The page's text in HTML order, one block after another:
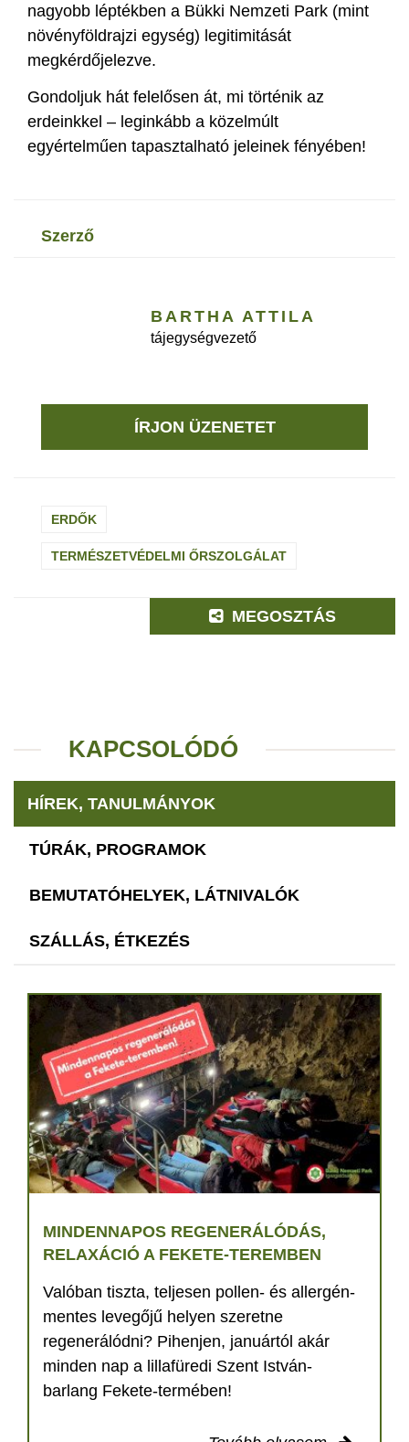
nagyobb léptékben a Bükki Nemzeti Park (mint
növényföldrajzi egység) legitimitását
megkérdőjelezve.
Gondoljuk hát felelősen át, mi történik az
erdeinkkel – leginkább a közelmúlt
egyértelműen tapasztalható jeleinek fényében!
szerző
BARTHA ATTILA
tájegységvezető
ÍRJON ÜZENETET
ERDŐK
TERMÉSZETVÉDELMI ŐRSZOLGÁLAT
MEGOSZTÁS
KAPCSOLÓDÓ
HÍREK, TANULMÁNYOK
TÚRÁK, PROGRAMOK
BEMUTATÓHELYEK, LÁTNIVALÓK
SZÁLLÁS, ÉTKEZÉS
MINDENNAPOS REGENERÁLÓDÁS,
RELAXÁCIÓ A FEKETE-TEREMBEN
Valóban tiszta, teljesen pollen- és allergén-
mentes levegőjű helyen szeretne
regenerálódni? Pihenjen, januártól akár
minden nap a lillafüredi Szent István-
barlang Fekete-termében!